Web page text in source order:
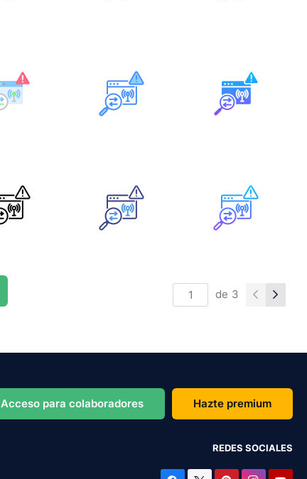
de 3
Acceso para colaboradores Hazte premium
REDES SOCIALES